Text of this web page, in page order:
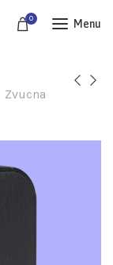
0 Menu
Zvucna